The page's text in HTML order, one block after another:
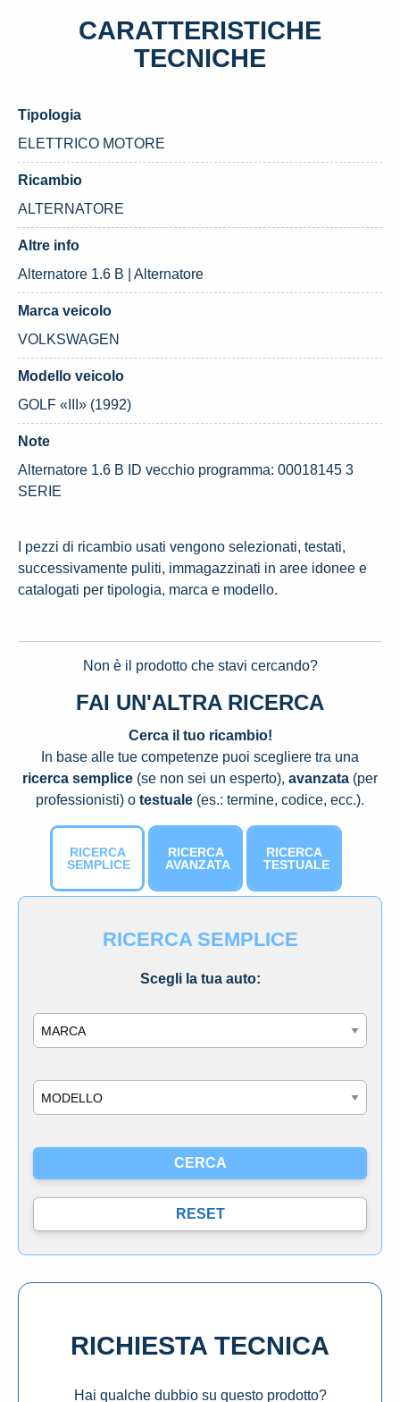
CARATTERISTICHE
TECNICHE
Tipologia
ELETTRICO MOTORE
Ricambio
ALTERNATORE
Altre info
Alternatore 1.6 B | Alternatore
Marca veicolo
VOLKSWAGEN
Modello veicolo
GOLF «III» (1992)
Note
Alternatore 1.6 B ID vecchio programma: 00018145 3
SERIE
I pezzi di ricambio usati vengono selezionati, testati,
successivamente puliti, immagazzinati in aree idonee e
catalogati per tipologia, marca e modello.
Non è il prodotto che stavi cercando?
FAI UN'ALTRA RICERCA
Cerca il tuo ricambio!
In base alle tue competenze puoi scegliere tra una
ricerca semplice (se non sei un esperto), avanzata (per
professionisti) o testuale (es.: termine, codice, ecc.).
RICERCA
SEMPLICE
RICERCA
AVANZATA
RICERCA
TESTUALE
RICERCA SEMPLICE
Scegli la tua auto:
RICHIESTA TECNICA
Hai qualche dubbio su questo prodotto?